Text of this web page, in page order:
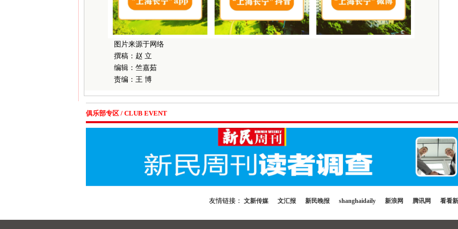
图片来源于网络
撰稿：赵 立
编辑：竺嘉茹
责编：王 博
俱乐部专区 / CLUB EVENT
友情链接： 文新传媒 文汇报 新民晚报 shanghaidaily 新浪网 腾讯网 看看